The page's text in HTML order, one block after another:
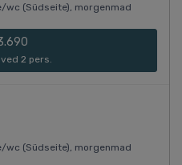
wc (Südseite), morgenmad
2 pers.
wc (Südseite), morgenmad